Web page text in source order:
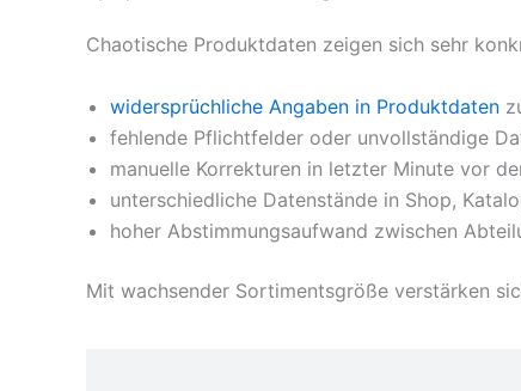
Chaotische Produktdaten zeigen sich sehr
widersprüchliche Angaben in Produktdaten
fehlende Pflichtfelder oder unvollständige
manuelle Korrekturen in letzter Minute vor
unterschiedliche Datenstände in Shop,
hoher Abstimmungsaufwand zwischen
Mit wachsender Sortimentsgröße verstärken